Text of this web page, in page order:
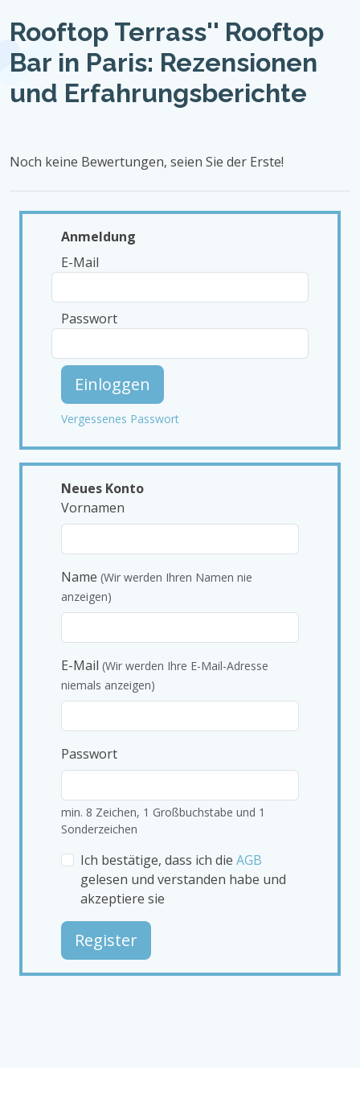
Rooftop Terrass'' Rooftop
Bar in Paris: Rezensionen
und Erfahrungsberichte
Noch keine Bewertungen, seien Sie der Erste!
Anmeldung
E-Mail
Passwort
Einloggen
Vergessenes Passwort
Neues Konto
Vornamen
Name (Wir werden Ihren Namen nie
anzeigen)
E-Mail (Wir werden Ihre E-Mail-Adresse
niemals anzeigen)
Passwort
min. 8 Zeichen, 1 Großbuchstabe und 1
Sonderzeichen
Ich bestätige, dass ich die AGB
gelesen und verstanden habe und
akzeptiere sie
Register